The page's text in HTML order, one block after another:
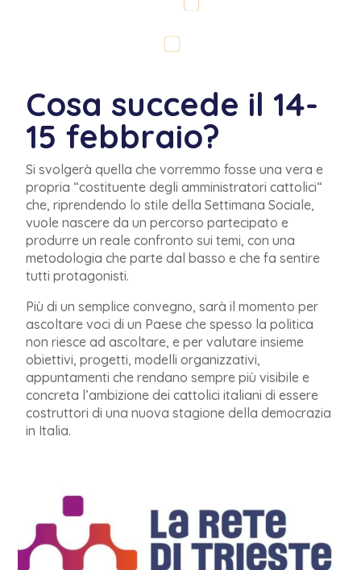
Cosa succede il 14-
15 febbraio?
Si svolgerà quella che vorremmo fosse una vera e
propria “costituente degli amministratori cattolici“
che, riprendendo lo stile della Settimana Sociale,
vuole nascere da un percorso partecipato e
produrre un reale confronto sui temi, con una
metodologia che parte dal basso e che fa sentire
tutti protagonisti.
Più di un semplice convegno, sarà il momento per
ascoltare voci di un Paese che spesso la politica
non riesce ad ascoltare, e per valutare insieme
obiettivi, progetti, modelli organizzativi,
appuntamenti che rendano sempre più visibile e
concreta l’ambizione dei cattolici italiani di essere
costruttori di una nuova stagione della democrazia
in Italia.